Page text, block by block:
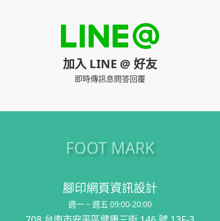
加入 LINE @ 好友
即時傳訊息問答回覆
FOOT MARK
腳印網頁資訊設計
週一 ~ 週五 09:00-20:00